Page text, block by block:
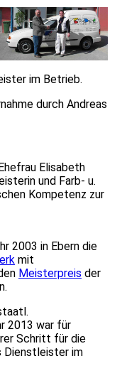
im Betrieb.
durch Andreas
Elisabeth
und Farb- u.
Kompetenz zur
2003 in Ebern die
mit
Meisterpreis der
2013 war für
Schritt für die
Dienstleister im